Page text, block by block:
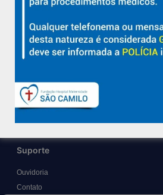
Sobre
Nossa História e Fundador
Diretorias
Trabalhe Conosco
Blog
Suporte
Ouvidoria
Contato